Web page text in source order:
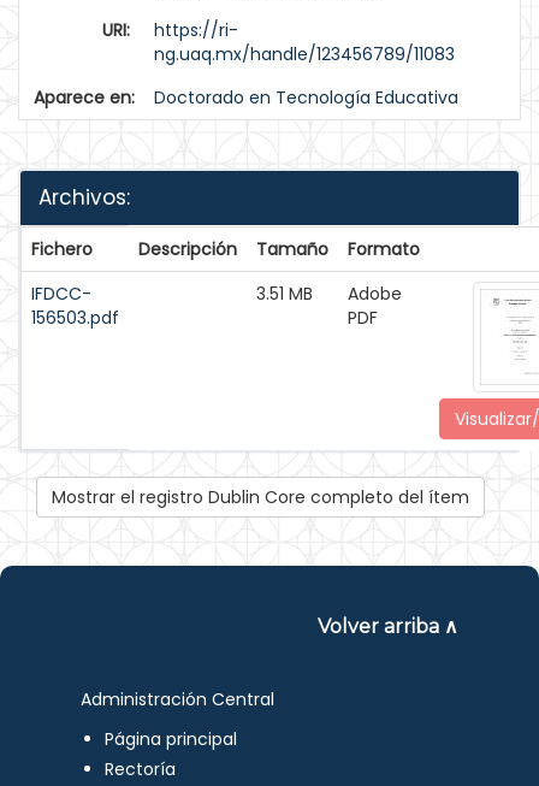
URI:
https://ri-
ng.uaq.mx/handle/123456789/11083
Aparece en:
Doctorado en Tecnología Educativa
Archivos:
Fichero Descripción Tamaño
Formato
IFDCC-
156503.pdf
3.51 MB
Adobe
PDF
Mostrar el registro Dublin Core completo del ítem
Volver arriba ∧
Administración Central
Página principal
Rectoría